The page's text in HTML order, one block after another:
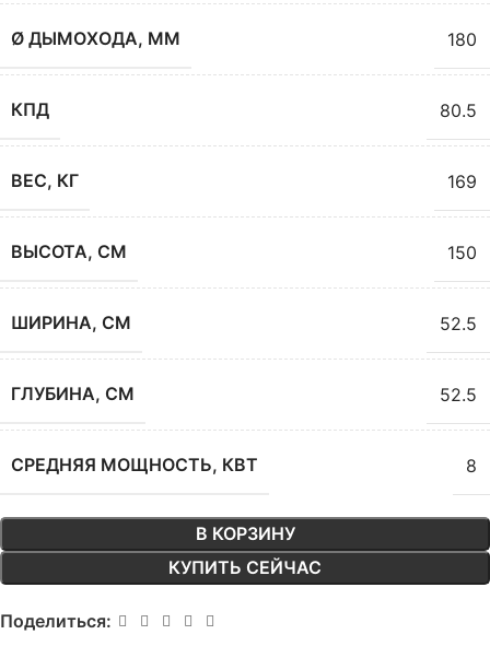
Ø ДЫМОХОДА, ММ 180
КПД 80.5
ВЕС, КГ 169
ВЫСОТА, СМ 150
ШИРИНА, СМ 52.5
ГЛУБИНА, СМ 52.5
СРЕДНЯЯ МОЩНОСТЬ, КВТ 8
В КОРЗИНУ
КУПИТЬ СЕЙЧАС
Поделиться: